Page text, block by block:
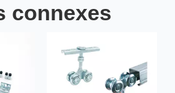
connexes